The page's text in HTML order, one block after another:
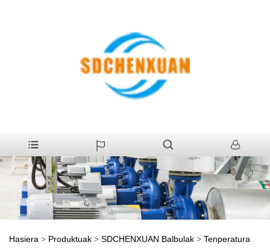
Hasiera > Produktuak > SDCHENXUAN Balbulak > Tenperatura